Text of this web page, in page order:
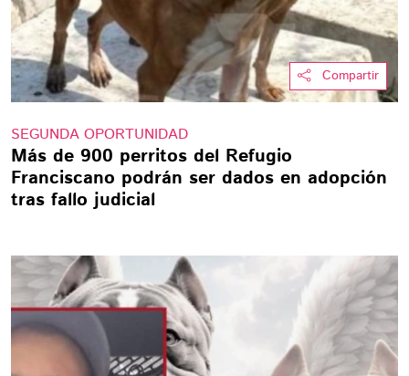
Compartir
SEGUNDA OPORTUNIDAD
Más de 900 perritos del Refugio
Franciscano podrán ser dados en adopción
tras fallo judicial